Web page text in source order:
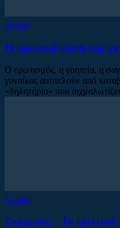
Ζώδια
Η ερωτική φύση της
Ο ερωτισμός, η γοητεία, η
γυναίκας αποτελούν από
«δηλητήριο» που
Ζώδια
Σκορπιός – Το ερωτικό